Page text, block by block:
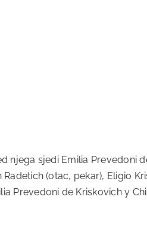
njega sjedi Emilia Prevedoni
(otac, pekar), Eligio
Prevedoni de Kriskovich y